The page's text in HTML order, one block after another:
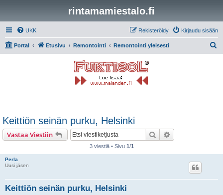
rintamamiestalo.fi
UKK Kirjaudu sisään
Rekisteröidy
Portal Etusivu Remontointi Remontointi yleisesti
Keittiön seinän purku, Helsinki
Vastaa Viestiin Etsi
3 viestiä • Sivu 1/1
Perla
Uusi jäsen
Keittiön seinän purku, Helsinki